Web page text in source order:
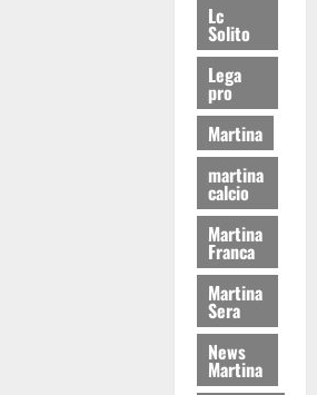
Lc
Solito
Lega
pro
Martina
martina
calcio
Martina
Franca
Martina
Sera
News
Martina